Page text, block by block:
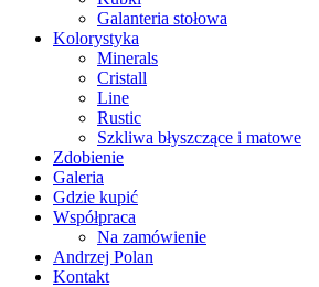
Galanteria stołowa
Kolorystyka
Minerals
Cristall
Line
Rustic
Szkliwa błyszczące i matowe
Zdobienie
Galeria
Gdzie kupić
Współpraca
Na zamówienie
Andrzej Polan
Kontakt